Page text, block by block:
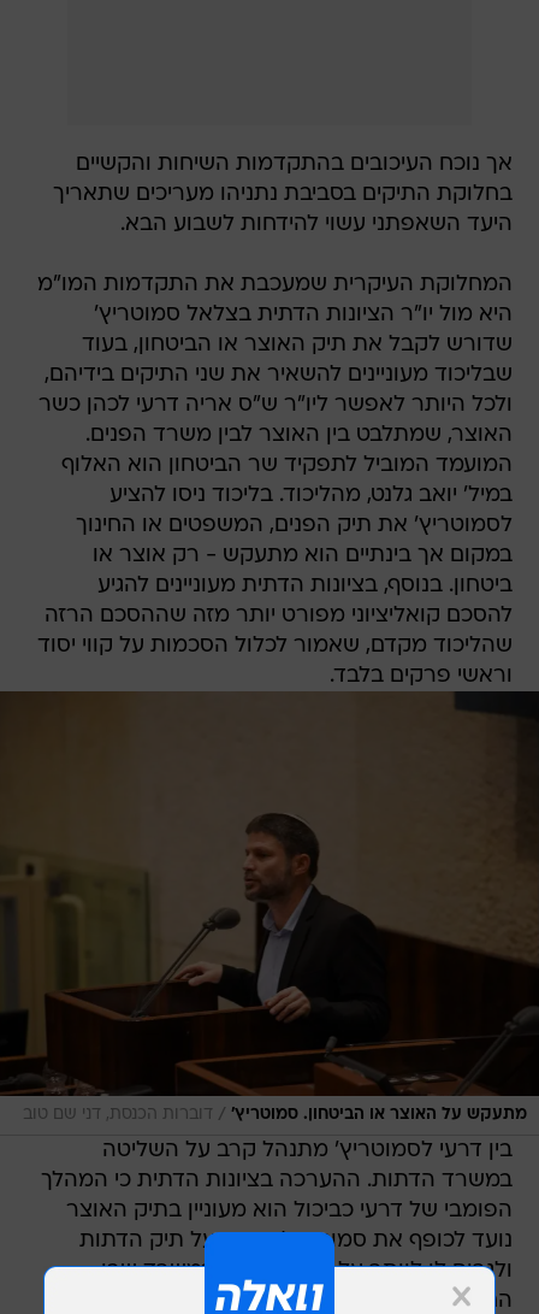
אך נוכח העיכובים בהתקדמות השיחות והקשיים
בחלוקת התיקים בסביבת נתניהו מעריכים שתאריך
היעד השאפתני עשוי להידחות לשבוע הבא.
המחלוקת העיקרית שמעכבת את התקדמות המו"מ
היא מול יו"ר הציונות הדתית בצלאל סמוטריץ'
שדורש לקבל את תיק האוצר או הביטחון, בעוד
שבליכוד מעוניינים להשאיר את שני התיקים בידיהם,
ולכל היותר לאפשר ליו"ר ש"ס אריה דרעי לכהן כשר
האוצר, שמתלבט בין האוצר לבין משרד הפנים.
המועמד המוביל לתפקיד שר הביטחון הוא האלוף
במיל' יואב גלנט, מהליכוד. בליכוד ניסו להציע
לסמוטריץ' את תיק הפנים, המשפטים או החינוך
במקום אך בינתיים הוא מתעקש - רק אוצר או
ביטחון. בנוסף, בציונות הדתית מעוניינים להגיע
להסכם קואליציוני מפורט יותר מזה שההסכם הרזה
שהליכוד מקדם, שאמור לכלול הסכמות על קווי יסוד
וראשי פרקים בלבד.
מתעקש על האוצר או הביטחון. סמוטריץ' / דוברות הכנסת, דני שם טוב
בין דרעי לסמוטריץ' מתנהל קרב על השליטה
במשרד הדתות. ההערכה בציונות הדתית כי המהלך
הפומבי של דרעי כביכול הוא מעוניין בתיק האוצר
נועד לכופף את סמוטריץ' בקרב על תיק הדתות
ולגרום לו לוותר על שליטה שווה במשרד שבו
החזיקה ש"ס במשך שנים. גורמים במפלגה אמרו